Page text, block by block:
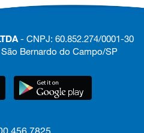
- CNPJ: 60.852.274/0001-30
Bernardo do Campo/SP
456 7825